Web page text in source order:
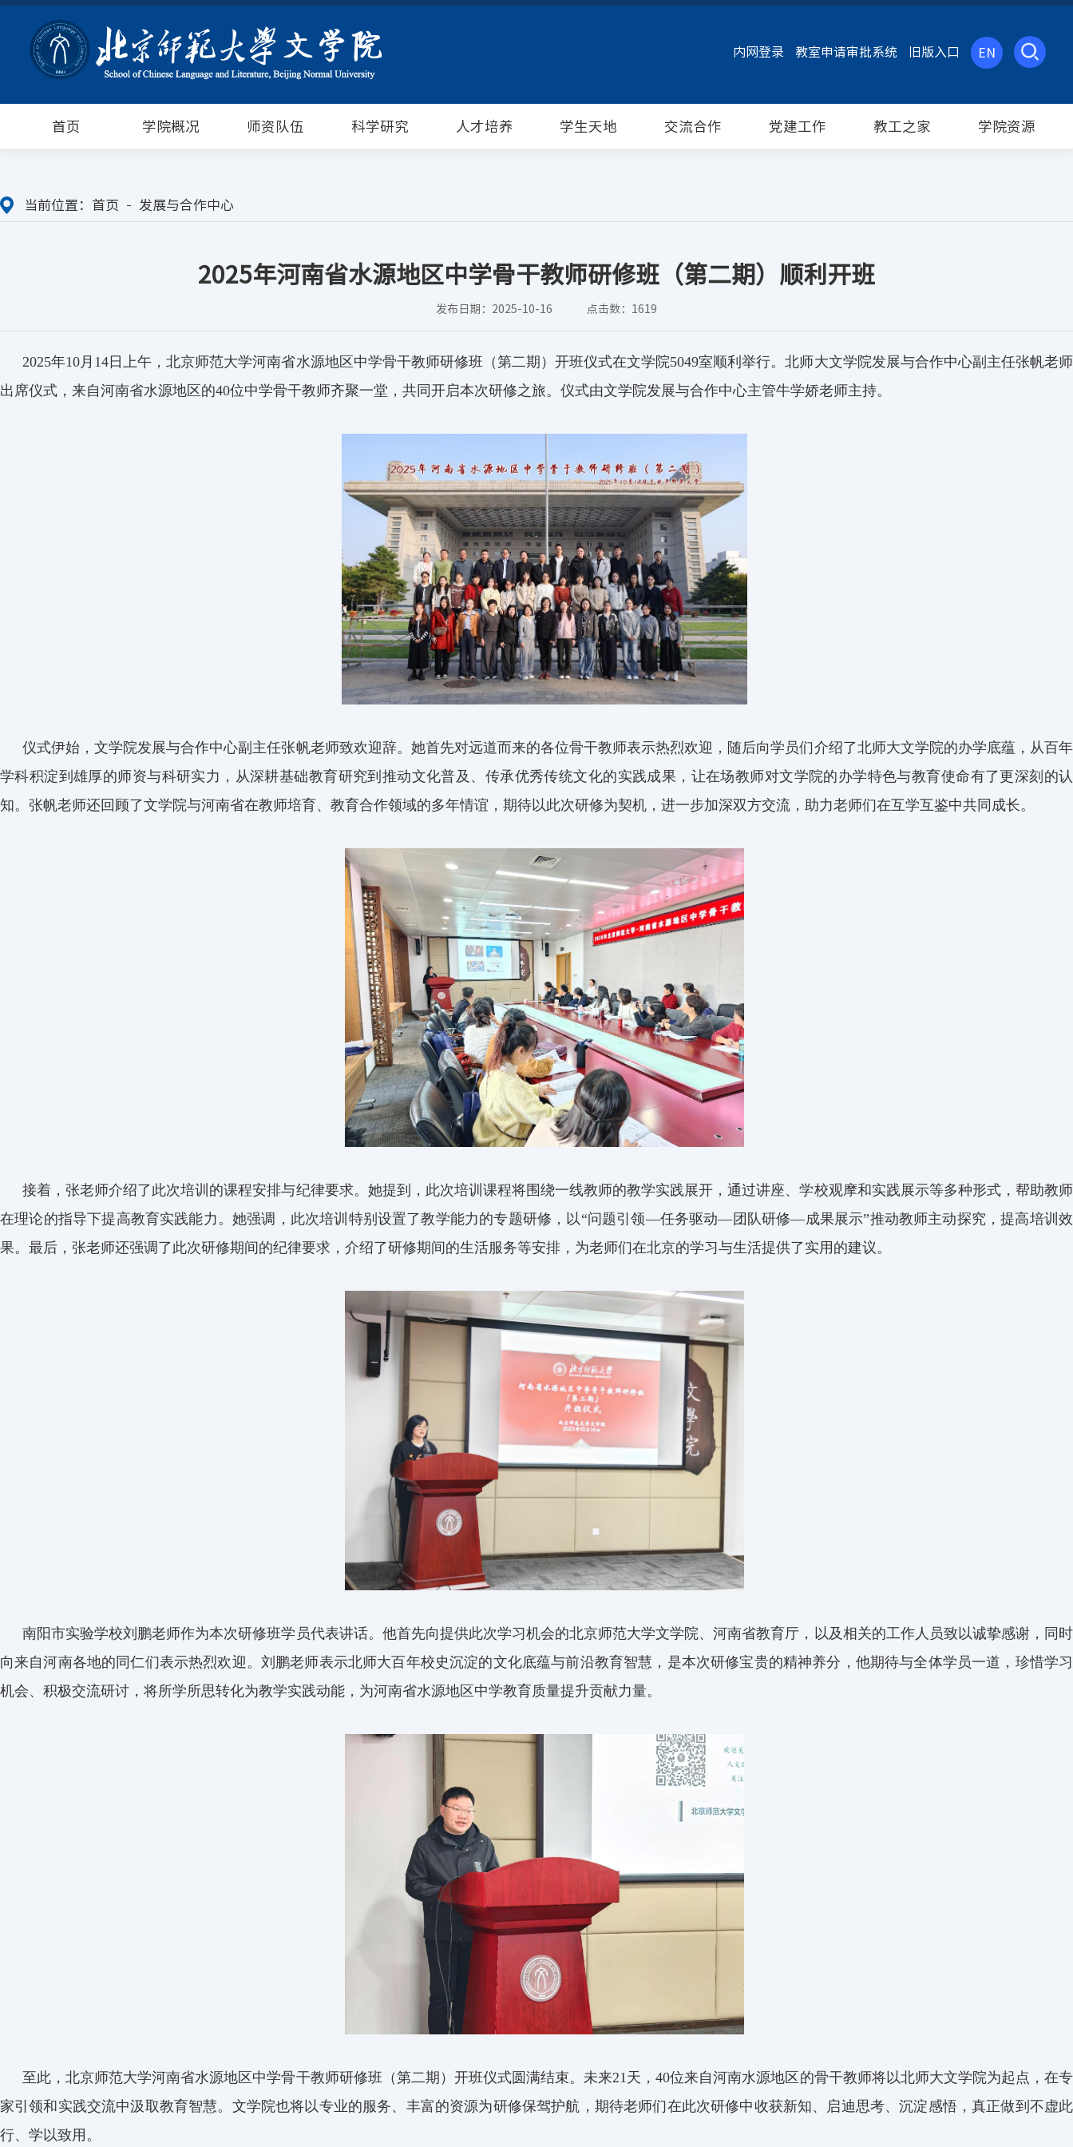
首页 学院概况 师资队伍 科学研究 人才培养 学生天地 交流合作 党建工作 教工之家 学院资源
内网登录 教室申请审批系统 旧版入口 EN
当前位置： 首页 发展与合作中心
2025年河南省水源地区中学骨干教师研修班（第二期）顺利开班
发布日期：2025-10-16 点击数： 1619
2025年10月14日上午，北京师范大学河南省水源地区中学骨干教师研修班（第二期）开班仪式在文学院5049室顺利举行。北师大文学院发展与合作中心副主任张帆老师
出席仪式，来自河南省水源地区的40位中学骨干教师齐聚一堂，共同开启本次研修之旅。仪式由文学院发展与合作中心主管牛学娇老师主持。
仪式伊始，文学院发展与合作中心副主任张帆老师致欢迎辞。她首先对远道而来的各位骨干教师表示热烈欢迎，随后向学员们介绍了北师大文学院的办学底蕴，从百年
学科积淀到雄厚的师资与科研实力，从深耕基础教育研究到推动文化普及、传承优秀传统文化的实践成果，让在场教师对文学院的办学特色与教育使命有了更深刻的认
知。张帆老师还回顾了文学院与河南省在教师培育、教育合作领域的多年情谊，期待以此次研修为契机，进一步加深双方交流，助力老师们在互学互鉴中共同成长。
接着，张老师介绍了此次培训的课程安排与纪律要求。她提到，此次培训课程将围绕一线教师的教学实践展开，通过讲座、学校观摩和实践展示等多种形式，帮助教师
在理论的指导下提高教育实践能力。她强调，此次培训特别设置了教学能力的专题研修，以“问题引领—任务驱动—团队研修—成果展示”推动教师主动探究，提高培训效
果。最后，张老师还强调了此次研修期间的纪律要求，介绍了研修期间的生活服务等安排，为老师们在北京的学习与生活提供了实用的建议。
南阳市实验学校刘鹏老师作为本次研修班学员代表讲话。他首先向提供此次学习机会的北京师范大学文学院、河南省教育厅，以及相关的工作人员致以诚挚感谢，同时
向来自河南各地的同仁们表示热烈欢迎。刘鹏老师表示北师大百年校史沉淀的文化底蕴与前沿教育智慧，是本次研修宝贵的精神养分，他期待与全体学员一道，珍惜学习
机会、积极交流研讨，将所学所思转化为教学实践动能，为河南省水源地区中学教育质量提升贡献力量。
至此，北京师范大学河南省水源地区中学骨干教师研修班（第二期）开班仪式圆满结束。未来21 天，40位来自河南水源地区的骨干教师将以北师大文学院为起点，在专
家引领和实践交流中汲取教育智慧。文学院也将以专业的服务、丰富的资源为研修保驾护航，期待老师们在此次研修中收获新知、启迪思考、沉淀感悟，真正做到不虚此
行、学以致用。